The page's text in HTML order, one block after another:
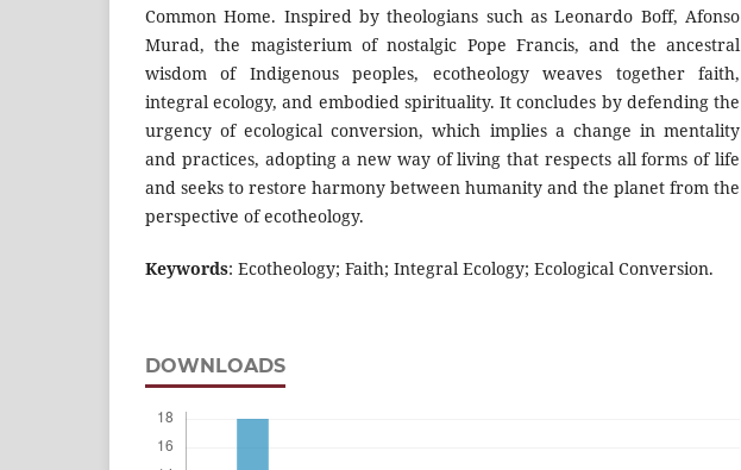
Common Home. Inspired by theologians such as Leonardo Boff, Afonso
Murad, the magisterium of nostalgic Pope Francis, and the ancestral
wisdom of Indigenous peoples, ecotheology weaves together faith,
integral ecology, and embodied spirituality. It concludes by defending the
urgency of ecological conversion, which implies a change in mentality
and practices, adopting a new way of living that respects all forms of life
and seeks to restore harmony between humanity and the planet from the
perspective of ecotheology.
Keywords: Ecotheology; Faith; Integral Ecology; Ecological Conversion.
DOWNLOADS